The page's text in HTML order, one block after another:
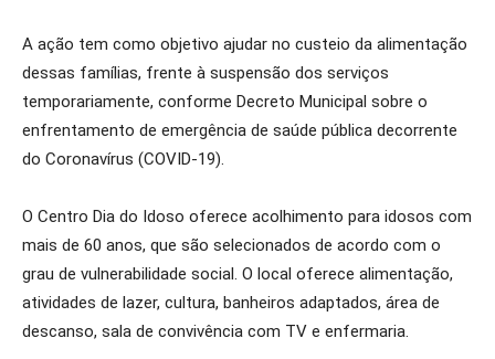
A ação tem como objetivo ajudar no custeio da alimentação
dessas famílias, frente à suspensão dos serviços
temporariamente, conforme Decreto Municipal sobre o
enfrentamento de emergência de saúde pública decorrente
do Coronavírus (COVID-19).
O Centro Dia do Idoso oferece acolhimento para idosos com
mais de 60 anos, que são selecionados de acordo com o
grau de vulnerabilidade social. O local oferece alimentação,
atividades de lazer, cultura, banheiros adaptados, área de
descanso, sala de convivência com TV e enfermaria.